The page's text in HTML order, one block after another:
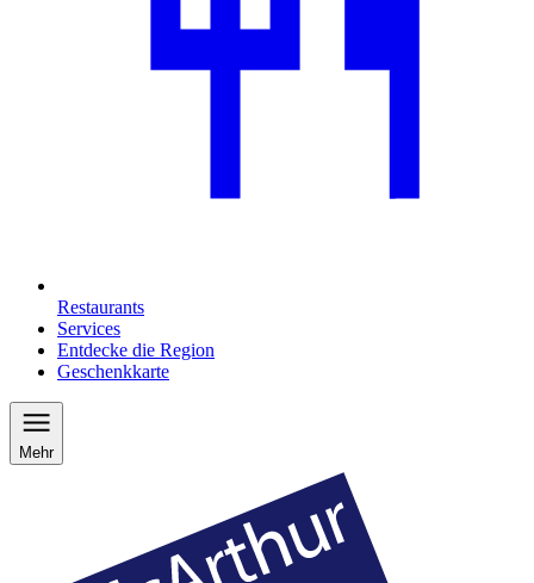
Restaurants
Services
Entdecke die Region
Geschenkkarte
Mehr